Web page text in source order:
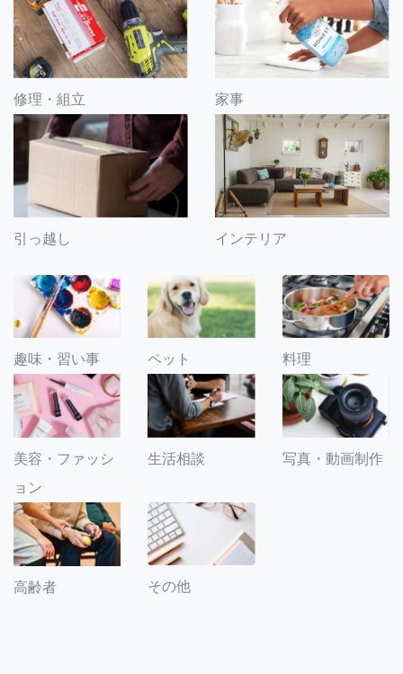
修理・組立 家事
引っ越し インテリア
趣味・習い事 ペット 料理
美容・ファッシ
ョン
生活相談 写真・動画制作
高齢者 その他